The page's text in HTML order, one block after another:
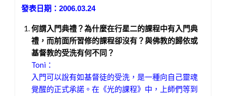
“
發表日期：2006.03.24
何謂入門典禮？為什麼在行星二的課程中有入門典
禮，而前面所習修的課程卻沒有？與佛教的歸依或
基督教的受洗有何不同？
Toni：
入門可以說有如基督徒的受洗，是一種向自己靈魂
覺醒的正式承諾。在《光的課程》中，上師們等到